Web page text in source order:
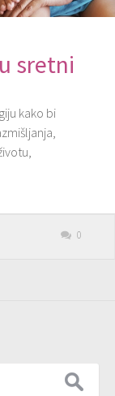
sretni
kako bi
0